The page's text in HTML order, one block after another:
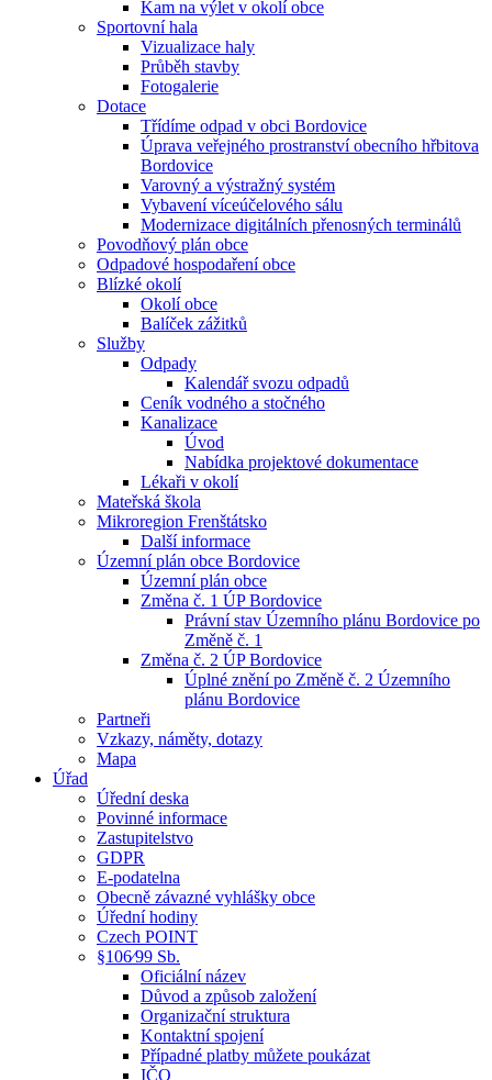
Kam na výlet v okolí obce
Sportovní hala
Vizualizace haly
Průběh stavby
Fotogalerie
Dotace
Třídíme odpad v obci Bordovice
Úprava veřejného prostranství obecního hřbitova
Bordovice
Varovný a výstražný systém
Vybavení víceúčelového sálu
Modernizace digitálních přenosných terminálů
Povodňový plán obce
Odpadové hospodaření obce
Blízké okolí
Okolí obce
Balíček zážitků
Služby
Odpady
Kalendář svozu odpadů
Ceník vodného a stočného
Kanalizace
Úvod
Nabídka projektové dokumentace
Lékaři v okolí
Mateřská škola
Mikroregion Frenštátsko
Další informace
Územní plán obce Bordovice
Územní plán obce
Změna č. 1 ÚP Bordovice
Právní stav Územního plánu Bordovice po
Změně č. 1
Změna č. 2 ÚP Bordovice
Úplné znění po Změně č. 2 Územního
plánu Bordovice
Partneři
Vzkazy, náměty, dotazy
Mapa
Úřad
Úřední deska
Povinné informace
Zastupitelstvo
GDPR
E-podatelna
Obecně závazné vyhlášky obce
Úřední hodiny
Czech POINT
§106⁄99 Sb.
Oficiální název
Důvod a způsob založení
Organizační struktura
Kontaktní spojení
Případné platby můžete poukázat
IČO